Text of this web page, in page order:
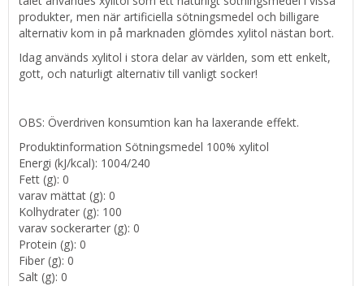
produkter, men när artificiella sötningsmedel och billigare
alternativ kom in på marknaden glömdes xylitol nästan bort.
Idag används xylitol i stora delar av världen, som ett enkelt,
gott, och naturligt alternativ till vanligt socker!
OBS: Överdriven konsumtion kan ha laxerande effekt.
Produktinformation Sötningsmedel 100% xylitol
Energi (kJ/kcal): 1004/240
Fett (g): 0
varav mättat (g): 0
Kolhydrater (g): 100
varav sockerarter (g): 0
Protein (g): 0
Fiber (g): 0
Salt (g): 0